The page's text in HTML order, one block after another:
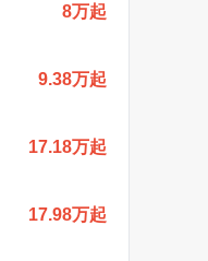
8万起
9.38万起
17.18万起
17.98万起